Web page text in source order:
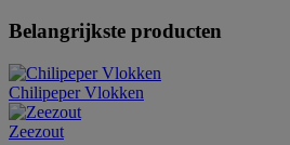
Belangrijkste producten
Chilipeper Vlokken
Zeezout